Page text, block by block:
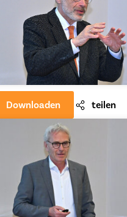
Downloaden teilen